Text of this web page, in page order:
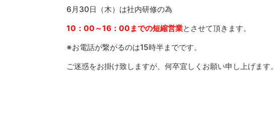
6月30日（木）は社内研修の為
10：00～16：00までの短縮営業とさせて頂きます。
※お電話が繋がるのは15時半までです。
ご迷惑をお掛け致しますが、何卒宜しくお願い申し上げます。